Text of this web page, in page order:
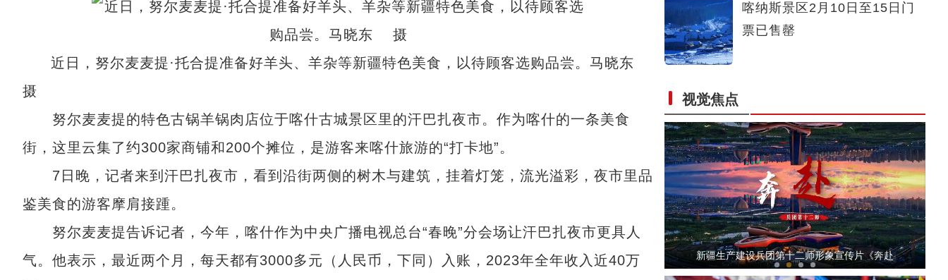
近日，努尔麦麦提·托合提准备好羊头、羊杂等新疆特色美食，以待顾客选购品尝。马晓东
摄
努尔麦麦提的特色古锅羊锅肉店位于喀什古城景区里的汗巴扎夜市。作为喀什的一条美食
街，这里云集了约300家商铺和200个摊位，是游客来喀什旅游的“打卡地”。
7日晚，记者来到汗巴扎夜市，看到沿街两侧的树木与建筑，挂着灯笼，流光溢彩，夜市里品
鉴美食的游客摩肩接踵。
努尔麦麦提告诉记者，今年，喀什作为中央广播电视总台“春晚”分会场让汗巴扎夜市更具人
气。他表示，最近两个月，每天都有3000多元（人民币，下同）入账，2023年全年收入近40万
喀纳斯景区2月10日至15日门
票已售罄
视觉焦点
【新春纪事】新疆喀什等地多彩活动迎春节
新疆生产建设兵团第十二师形象宣传片《奔赴